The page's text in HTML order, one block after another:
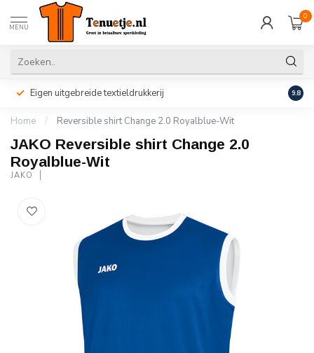
MENU
0
Eigen uitgebreide textieldrukkerij 9.8
Home / Reversible shirt Change 2.0 Royalblue-Wit
JAKO Reversible shirt Change 2.0
Royalblue-Wit
JAKO